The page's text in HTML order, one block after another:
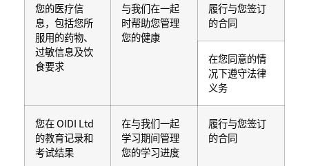
您的医疗信
息，包括您所
服用的药物、
过敏信息及饮
食要求
与我们在一起
时帮助您管理
您的健康
履行与您签订
的合同
在您同意的情
况下遵守法律
义务
您在 OIDI Ltd
的教育记录和
考试结果
在与我们一起
学习期间管理
您的学习进度
履行与您签订
的合同